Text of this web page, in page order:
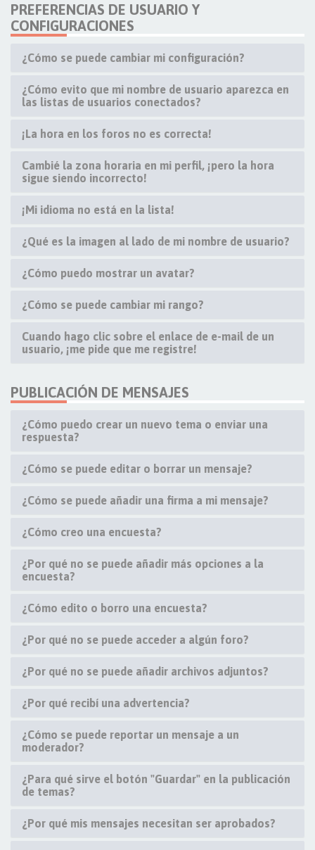
PREFERENCIAS DE USUARIO Y
CONFIGURACIONES
¿Cómo se puede cambiar mi configuración?
¿Cómo evito que mi nombre de usuario aparezca en
las listas de usuarios conectados?
¡La hora en los foros no es correcta!
Cambié la zona horaria en mi perfil, ¡pero la hora
sigue siendo incorrecto!
¡Mi idioma no está en la lista!
¿Qué es la imagen al lado de mi nombre de usuario?
¿Cómo puedo mostrar un avatar?
¿Cómo se puede cambiar mi rango?
Cuando hago clic sobre el enlace de e-mail de un
usuario, ¡me pide que me registre!
PUBLICACIÓN DE MENSAJES
¿Cómo puedo crear un nuevo tema o enviar una
respuesta?
¿Cómo se puede editar o borrar un mensaje?
¿Cómo se puede añadir una firma a mi mensaje?
¿Cómo creo una encuesta?
¿Por qué no se puede añadir más opciones a la
encuesta?
¿Cómo edito o borro una encuesta?
¿Por qué no se puede acceder a algún foro?
¿Por qué no se puede añadir archivos adjuntos?
¿Por qué recibí una advertencia?
¿Cómo se puede reportar un mensaje a un
moderador?
¿Para qué sirve el botón "Guardar" en la publicación
de temas?
¿Por qué mis mensajes necesitan ser aprobados?